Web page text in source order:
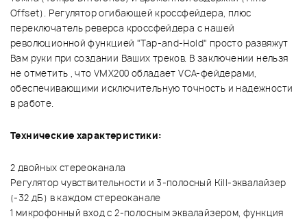
Offset). Регулятор огибающей кроссфейдера, плюс
переключатель реверса кроссфейдера с нашей
революционной функцией "Tap-and-Hold" просто развяжут
Вам руки при создании Ваших треков. В заключении нельзя
не отметить , что VMX200 обладает VCA-фейдерами,
обеспечивающими исключительную точность и надежности
в работе.
Технические характеристики:
2 двойных стереоканала
Регулятор чувствительности и 3-полосный Kill-эквалайзер
(-32 дБ) в каждом стереоканале
1 микрофонный вход с 2-полосным эквалайзером, функция